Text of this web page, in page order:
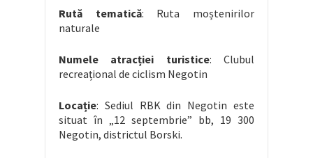
Rută tematică: Ruta moștenirilor
naturale
Numele atracției turistice: Clubul
recreațional de ciclism Negotin
Locație: Sediul RBK din Negotin este
situat în „12 septembrie” bb, 19 300
Negotin, districtul Borski.